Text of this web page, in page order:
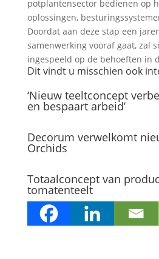
potplantensector bedienen op
oplossingen,
Doordat aan deze stap een
samenwerking vooraf gaat, zal
ingespeeld op de behoeften in
Dit vindt u misschien ook
‘Nieuw teeltconcept
en bespaart arbeid’
Decorum verwelkomt
Orchids
Totaalconcept van
tomatenteelt